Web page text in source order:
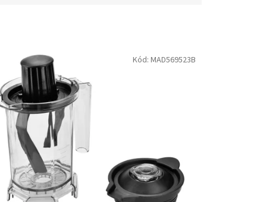
Kód: MAD569523B